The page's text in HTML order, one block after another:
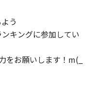
う
キングに参加してい
をお願いします！m(_